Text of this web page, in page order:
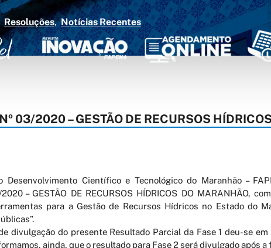
Resoluções Notícias Recentes
03/2020 – GESTÃO DE RECURSOS
Científico e Tecnológico do Maranhão –
– GESTÃO DE RECURSOS HÍDRICOS DO MARANHÃO,
para a Gestão de Recursos Hídricos no Estado do
divulgação do presente Resultado Parcial da Fase 1 deu-se
ainda, que o resultado para Fase 2 será divulgado após a